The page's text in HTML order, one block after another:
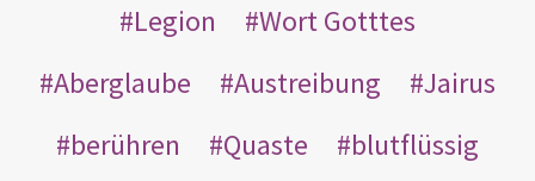
Legion
Wort Gotttes
Aberglaube
Austreibung
Jairus
berühren
Quaste
blutflüssig